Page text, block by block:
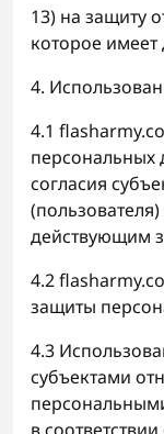
13) на защиту
которое имеет
4.
4.1
персональных
согласия
действующим
4.2
защиты
4.3
субъектами